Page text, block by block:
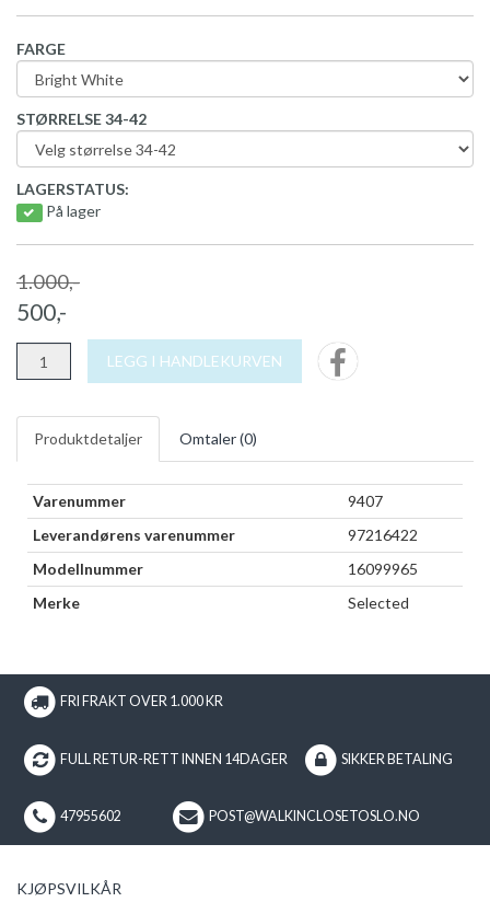
FARGE
STØRRELSE 34-42
LAGERSTATUS:
På lager
1.000,-
500,-
LEGG I HANDLEKURVEN
Produktdetaljer Omtaler (0)
Varenummer
9407
Leverandørens varenummer
97216422
Modellnummer
16099965
Merke
Selected
FRI FRAKT OVER 1.000 KR
FULL RETUR-RETT INNEN 14DAGER SIKKER BETALING
47955602 POST@WALKINCLOSETOSLO.NO
KJØPSVILKÅR